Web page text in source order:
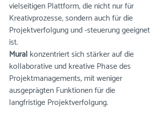
vielseitigen Plattform, die nicht nur für
Kreativprozesse, sondern auch für die
Projektverfolgung und -steuerung geeignet
ist.
Mural konzentriert sich stärker auf die
kollaborative und kreative Phase des
Projektmanagements, mit weniger
ausgeprägten Funktionen für die
langfristige Projektverfolgung.